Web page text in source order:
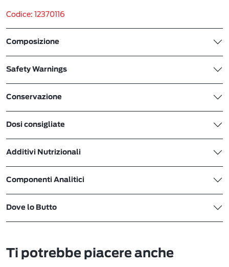
Codice: 12370116
Composizione
Safety Warnings
Conservazione
Dosi consigliate
Additivi Nutrizionali
Componenti Analitici
Dove lo Butto
Ti potrebbe piacere anche